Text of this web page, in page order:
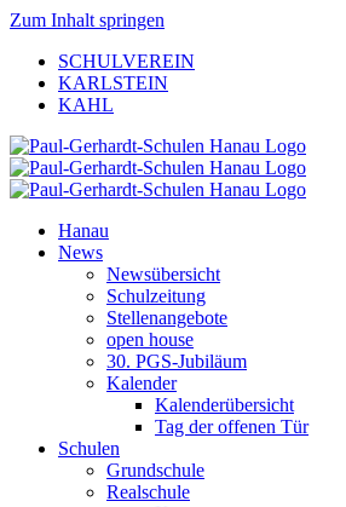
Zum Inhalt springen
SCHULVEREIN
KARLSTEIN
KAHL
Hanau
News
Newsübersicht
Schulzeitung
Stellenangebote
open house
30. PGS-Jubiläum
Kalender
Kalenderübersicht
Tag der offenen Tür
Schulen
Grundschule
Realschule